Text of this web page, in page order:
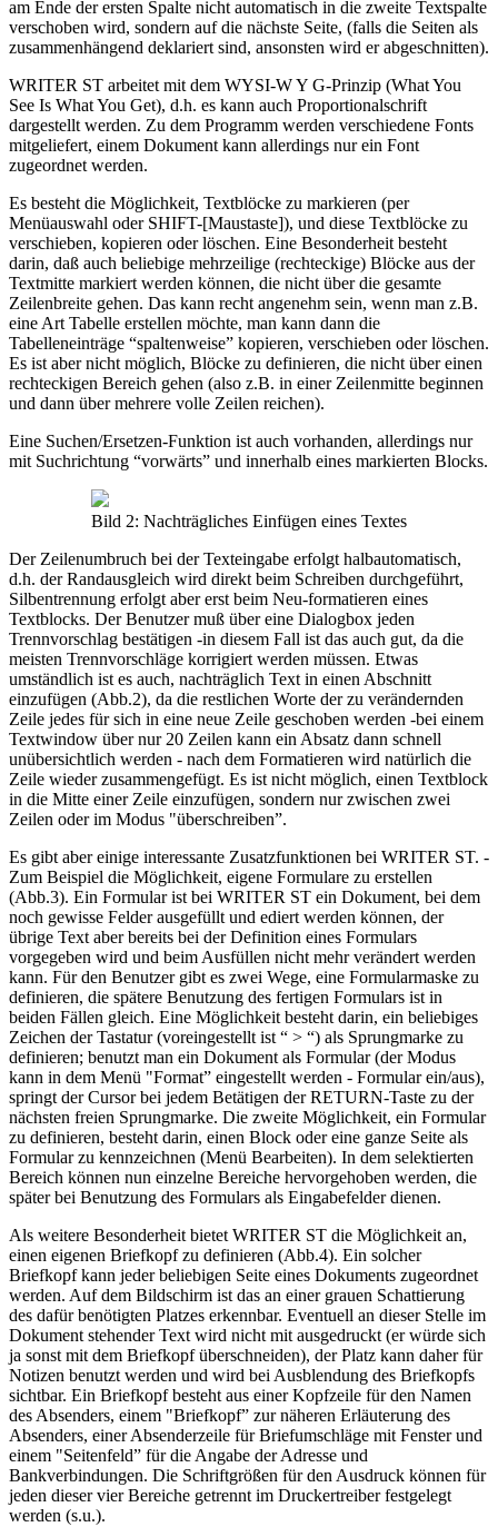
am Ende der ersten Spalte nicht automatisch in die zweite Textspalte
verschoben wird, sondern auf die nächste Seite, (falls die Seiten als
zusammenhängend deklariert sind, ansonsten wird er abgeschnitten).
WRITER ST arbeitet mit dem WYSI-W Y G-Prinzip (What You
See Is What You Get), d.h. es kann auch Proportionalschrift
dargestellt werden. Zu dem Programm werden verschiedene Fonts
mitgeliefert, einem Dokument kann allerdings nur ein Font
zugeordnet werden.
Es besteht die Möglichkeit, Textblöcke zu markieren (per
Menüauswahl oder SHIFT-[Maustaste]), und diese Textblöcke zu
verschieben, kopieren oder löschen. Eine Besonderheit besteht
darin, daß auch beliebige mehrzeilige (rechteckige) Blöcke aus der
Textmitte markiert werden können, die nicht über die gesamte
Zeilenbreite gehen. Das kann recht angenehm sein, wenn man z.B.
eine Art Tabelle erstellen möchte, man kann dann die
Tabelleneinträge “spaltenweise” kopieren, verschieben oder löschen.
Es ist aber nicht möglich, Blöcke zu definieren, die nicht über einen
rechteckigen Bereich gehen (also z.B. in einer Zeilenmitte beginnen
und dann über mehrere volle Zeilen reichen).
Eine Suchen/Ersetzen-Funktion ist auch vorhanden, allerdings nur
mit Suchrichtung “vorwärts” und innerhalb eines markierten Blocks.
Bild 2: Nachträgliches Einfügen eines Textes
Der Zeilenumbruch bei der Texteingabe erfolgt halbautomatisch,
d.h. der Randausgleich wird direkt beim Schreiben durchgeführt,
Silbentrennung erfolgt aber erst beim Neu-formatieren eines
Textblocks. Der Benutzer muß über eine Dialogbox jeden
Trennvorschlag bestätigen -in diesem Fall ist das auch gut, da die
meisten Trennvorschläge korrigiert werden müssen. Etwas
umständlich ist es auch, nachträglich Text in einen Abschnitt
einzufügen (Abb.2), da die restlichen Worte der zu verändernden
Zeile jedes für sich in eine neue Zeile geschoben werden -bei einem
Textwindow über nur 20 Zeilen kann ein Absatz dann schnell
unübersichtlich werden - nach dem Formatieren wird natürlich die
Zeile wieder zusammengefügt. Es ist nicht möglich, einen Textblock
in die Mitte einer Zeile einzufügen, sondern nur zwischen zwei
Zeilen oder im Modus "überschreiben”.
Es gibt aber einige interessante Zusatzfunktionen bei WRITER ST. -
Zum Beispiel die Möglichkeit, eigene Formulare zu erstellen
(Abb.3). Ein Formular ist bei WRITER ST ein Dokument, bei dem
noch gewisse Felder ausgefüllt und ediert werden können, der
übrige Text aber bereits bei der Definition eines Formulars
vorgegeben wird und beim Ausfüllen nicht mehr verändert werden
kann. Für den Benutzer gibt es zwei Wege, eine Formularmaske zu
definieren, die spätere Benutzung des fertigen Formulars ist in
beiden Fällen gleich. Eine Möglichkeit besteht darin, ein beliebiges
Zeichen der Tastatur (voreingestellt ist “ > “) als Sprungmarke zu
definieren; benutzt man ein Dokument als Formular (der Modus
kann in dem Menü "Format” eingestellt werden - Formular ein/aus),
springt der Cursor bei jedem Betätigen der RETURN-Taste zu der
nächsten freien Sprungmarke. Die zweite Möglichkeit, ein Formular
zu definieren, besteht darin, einen Block oder eine ganze Seite als
Formular zu kennzeichnen (Menü Bearbeiten). In dem selektierten
Bereich können nun einzelne Bereiche hervorgehoben werden, die
später bei Benutzung des Formulars als Eingabefelder dienen.
Als weitere Besonderheit bietet WRITER ST die Möglichkeit an,
einen eigenen Briefkopf zu definieren (Abb.4). Ein solcher
Briefkopf kann jeder beliebigen Seite eines Dokuments zugeordnet
werden. Auf dem Bildschirm ist das an einer grauen Schattierung
des dafür benötigten Platzes erkennbar. Eventuell an dieser Stelle im
Dokument stehender Text wird nicht mit ausgedruckt (er würde sich
ja sonst mit dem Briefkopf überschneiden), der Platz kann daher für
Notizen benutzt werden und wird bei Ausblendung des Briefkopfs
sichtbar. Ein Briefkopf besteht aus einer Kopfzeile für den Namen
des Absenders, einem "Briefkopf” zur näheren Erläuterung des
Absenders, einer Absenderzeile für Briefumschläge mit Fenster und
einem "Seitenfeld” für die Angabe der Adresse und
Bankverbindungen. Die Schriftgrößen für den Ausdruck können für
jeden dieser vier Bereiche getrennt im Druckertreiber festgelegt
werden (s.u.).